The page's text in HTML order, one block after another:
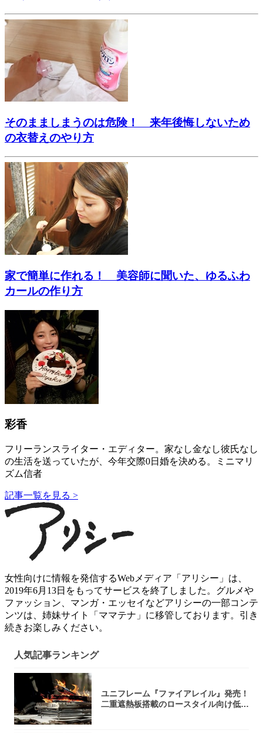
そのまましまうのは危険！ 来年後悔しないため
の衣替えのやり方
家で簡単に作れる！ 美容師に聞いた、ゆるふわ
カールの作り方
彩香
フリーランスライター・エディター。家なし金なし彼氏なし
の生活を送っていたが、今年交際0日婚を決める。ミニマリ
ズム信者
記事一覧を見る >
女性向けに情報を発信するWebメディア「アリシー」は、
2019年6月13日をもってサービスを終了しました。グルメや
ファッション、マンガ・エッセイなどアリシーの一部コンテ
ンツは、姉妹サイト「ママテナ」に移管しております。引き
続きお楽しみください。
人気記事ランキング
ユニフレーム『ファイアレイル』発売！
二重遮熱板搭載のロースタイル向け低型